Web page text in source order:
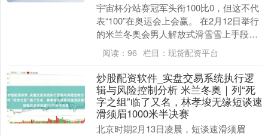
宇宙杯分站赛冠军头衔100比0，但这不代
表“100”在奥运会上会赢。 在2月12日举行
的米兰冬奥会男人解放式滑雪雪上手段决
赛中，出现了陌生的同分决出冠亚军的场
景....
阅读： 96 栏目： 现货配资平台
炒股配资软件_实盘交易系统执行逻
辑与风险控制分析 米兰冬奥｜列“死
字之组”临了又名，林孝埈无缘短谈速
滑须眉1000米半决赛
北京时期2月13日凌晨，短谈速滑须眉